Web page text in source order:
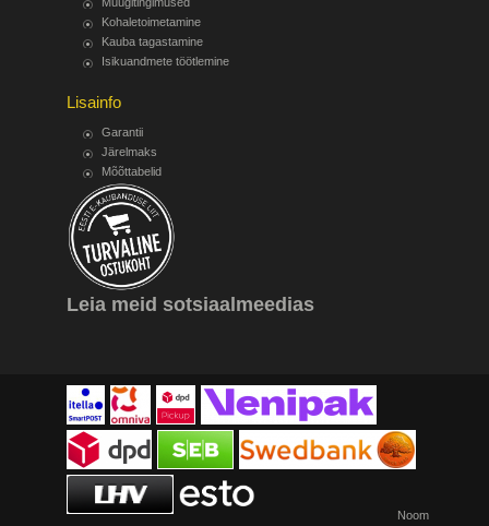
Kohaletoimetamine
Kauba tagastamine
Isikuandmete töötlemine
Lisainfo
Garantii
Järelmaks
Mõõttabelid
Leia meid sotsiaalmeedias
Noom